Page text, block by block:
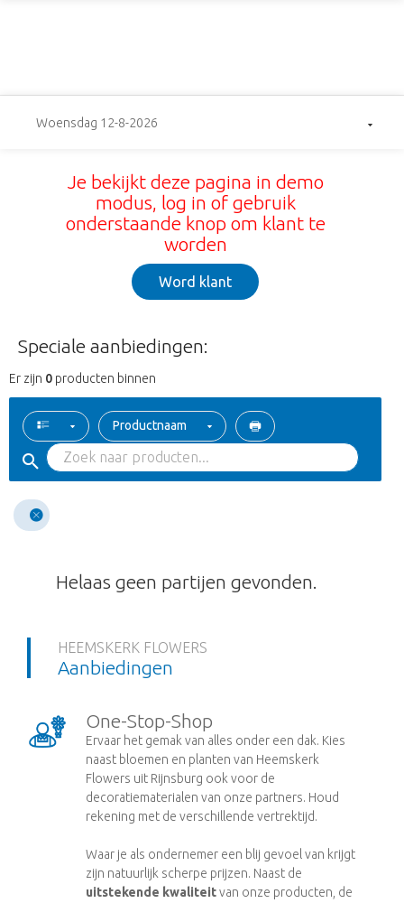
Woensdag 12-8-2026
Je bekijkt deze pagina in demo
modus, log in of gebruik
onderstaande knop om klant te
worden
Word klant
Speciale aanbiedingen:
Er zijn 0 producten binnen
Productnaam
Helaas geen partijen gevonden.
HEEMSKERK FLOWERS
Aanbiedingen
One-Stop-Shop
Ervaar het gemak van alles onder een dak. Kies
naast bloemen en planten van Heemskerk
Flowers uit Rijnsburg ook voor de
decoratiematerialen van onze partners. Houd
rekening met de verschillende vertrektijd.
Waar je als ondernemer een blij gevoel van krijgt
zijn natuurlijk scherpe prijzen. Naast de
uitstekende kwaliteitvan onze producten, de